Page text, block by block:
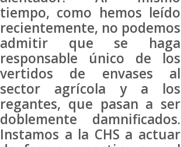
tiempo, como hemos leído
recientemente, no podemos
admitir que se haga
responsable único de los
vertidos de envases al
sector agrícola y a los
regantes, que pasan a ser
doblemente damnificados.
Instamos a la CHS a actuar